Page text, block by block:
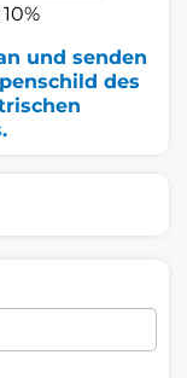
und senden
des